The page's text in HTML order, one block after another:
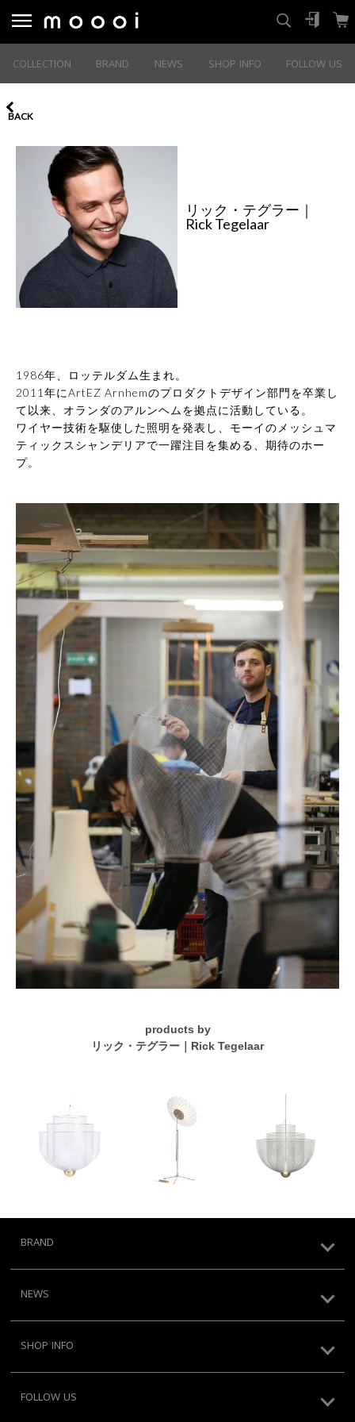
COLLECTION BRAND NEWS SHOP INFO FOLLOW US
BACK
リック・テグラー｜
Rick Tegelaar
1986年、ロッテルダム生まれ。
2011年にArtEZ Arnhemのプロダクトデザイン部門を卒業し
て以来、オランダのアルンヘムを拠点に活動している。
ワイヤー技術を駆使した照明を発表し、モーイのメッシュマ
ティックスシャンデリアで一躍注目を集める、期待のホー
プ。
products by
リック・テグラー｜Rick Tegelaar
BRAND
NEWS
SHOP INFO
FOLLOW US